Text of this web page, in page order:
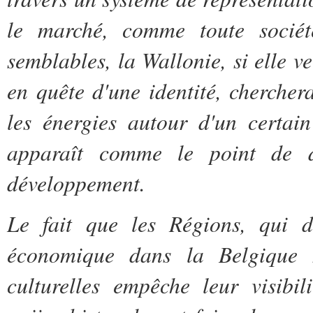
le marché, comme toute
semblables, la Wallonie, si elle
en quête d'une identité,
les énergies autour d'un
apparaît comme le point de
développement.
Le fait que les Régions, qui
économique dans la Belgique
culturelles empêche leur